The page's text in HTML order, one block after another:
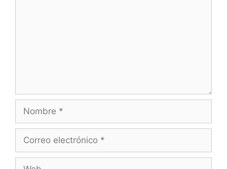
Nombre
Correo
Web